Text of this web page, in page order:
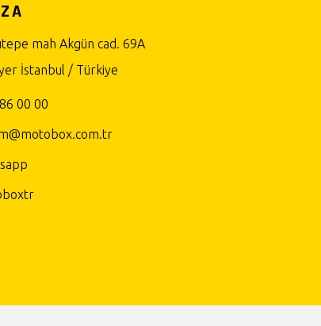
mah Akgün cad. 69A
İstanbul / Türkiye
00 00